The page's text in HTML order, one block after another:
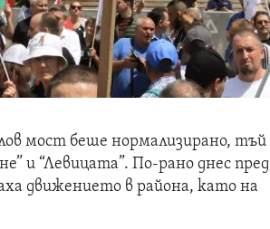
мост беше нормализирано, тъй
и “Левицата”. По-рано днес пред
движението в района, като на